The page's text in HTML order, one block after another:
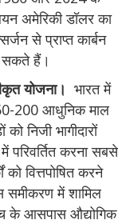
अमेरिकी डॉलर का
से प्राप्त कार्बन
सकते हैं।
योजना। भारत में
200 आधुनिक माल
निजी भागीदारों
में परिवर्तित करना सबसे
वित्तपोषित करने
समीकरण में शामिल
के आसपास औद्योगिक